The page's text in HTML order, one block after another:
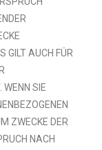
GILT AUCH FÜR
WENN SIE
ZWECKE DER
NACH